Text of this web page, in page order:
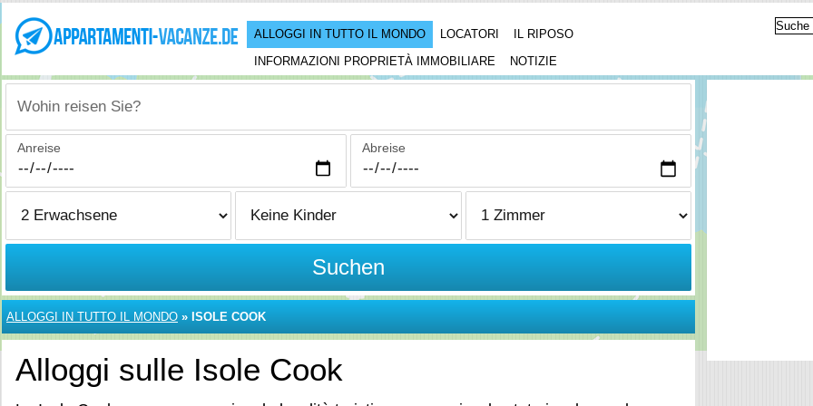
ALLOGGI IN TUTTO IL MONDO LOCATORI
IL RIPOSO
INFORMAZIONI PROPRIETÀ IMMOBILIARE
NOTIZIE
Wohin reisen Sie?
Anreise Abreise
Suchen
ALLOGGI IN TUTTO IL MONDO » ISOLE COOK
Alloggi sulle Isole Cook